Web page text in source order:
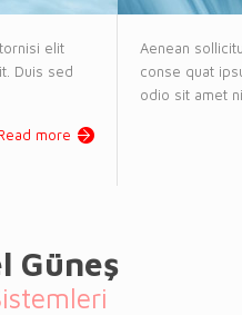
elit
Duis sed
more
Aenean
conse quat
odio sit amet
Güneş